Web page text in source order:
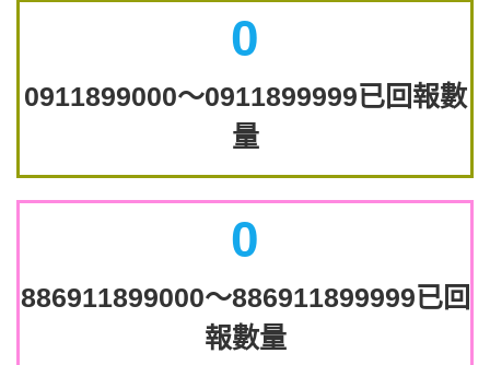
0
0911899000～0911899999已回報數
量
0
886911899000～886911899999已回
報數量